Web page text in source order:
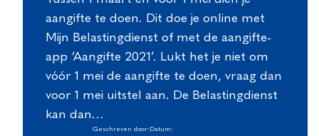
aangifte te doen. Dit doe je online met
Mijn Belastingdienst of met de aangifte-
app ‘Aangifte 2021’. Lukt het je niet om
vóór 1 mei de aangifte te doen, vraag dan
voor 1 mei uitstel aan. De Belastingdienst
kan dan…
Geschreven door: Datum: